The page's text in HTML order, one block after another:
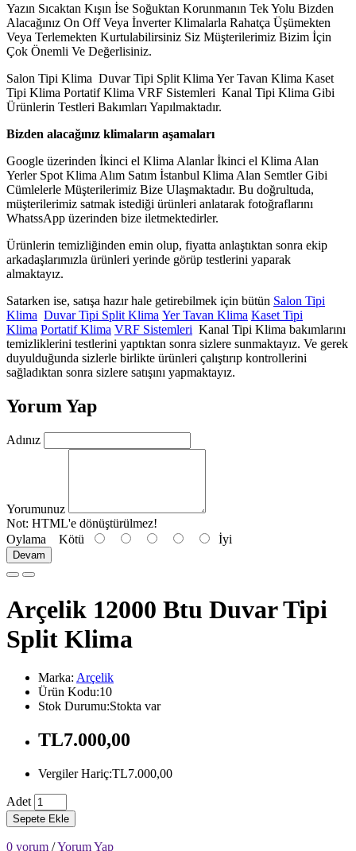
Yazın Sıcaktan Kışın İse Soğuktan Korunmanın Tek Yolu Bizden
Alacağınız On Off Veya İnverter Klimalarla Rahatça Üşümekten
Veya Terlemekten Kurtulabilirsiniz Siz Müşterilerimiz Bizim İçin
Çok Önemli Ve Değerlisiniz.
Salon Tipi Klima Duvar Tipi Split Klima Yer Tavan Klima Kaset
Tipi Klima Portatif Klima VRF Sistemleri Kanal Tipi Klima Gibi
Ürünlerin Testleri Bakımları Yapılmaktadır.
Bizden alacağınız klimaların aşamaları
Google üzerinden İkinci el Klima Alanlar İkinci el Klima Alan
Yerler Spot Klima Alım Satım İstanbul Klima Alan Semtler Gibi
Cümlelerle Müşterilerimiz Bize Ulaşmaktadır. Bu doğrultuda,
müşterilerimiz satmak istediği ürünleri anlatarak fotoğraflarını
WhatssApp üzerinden bize iletmektedirler.
Ürünlerin temizliğinden emin olup, fiyatta anlaştıktan sonra ekip
arkadaşlarımızla ürünleri yerinde görüp testlerini yaparak
almaktayız.
Satarken ise, satışa hazır hale getirebilmek için bütün Salon Tipi
Klima Duvar Tipi Split Klima Yer Tavan Klima Kaset Tipi
Klima Portatif Klima VRF Sistemleri Kanal Tipi Klima bakımlarını
temizliklerini testlerini yaptıktan sonra sizlere sunmaktayız. Ve gerek
duyulduğunda sizlerle birlikte ürünleri çalıştırıp kontrollerini
sağladıktan sonra sizlere satışını yapmaktayız.
Yorum Yap
Adınız
Yorumunuz
Not: HTML'e dönüştürülmez!
Oylama Kötü İyi
Devam
Arçelik 12000 Btu Duvar Tipi
Split Klima
Marka: Arçelik
Ürün Kodu:10
Stok Durumu:Stokta var
TL7.000,00
Vergiler Hariç:TL7.000,00
Adet
Sepete Ekle
0 yorum /Yorum Yap